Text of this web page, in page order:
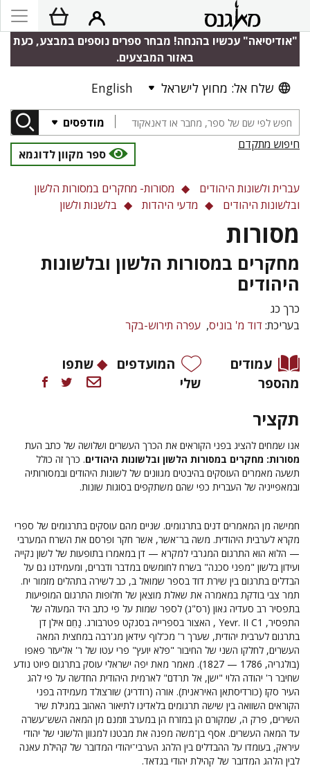
"אודיסיאה" עכשיו בהנחה! מבחר ספרים נוספים במבצע, כעת
באזור המבצעים.
שלח אל: מחוץ לישראל English
מודפסים
חיפוש מתקדם
ספר מקוון לדוגמא
עברית ולשונות היהודים
מסורות- מחקרים במסורות הלשון
ובלשונות היהודים
מדעי היהדות בלשנות ולשון
מסורות
מחקרים במסורות הלשון ובלשונות
היהודים
כרך כג
בעריכת: דוד מ' בוניס עפרה תירוש-בקר
עמודים
מהספר
המועדפים
שלי
שתפו
תקציר
אנו שמחים להציג בפני הקוראים את הכרך העשרים ושלושה של כתב העת
מסורות: מחקרים במסורות הלשון ובלשונות היהודים. כרך זה כולל
תשעה מאמרים העוסקים בהיבטים מגוונים של לשונות היהודים ובמסורותיה
ובמאפייניה של העברית כפי שהם משתקפים בסוגות שונות.
חמישה מן המאמרים דנים בתרגומים. שניים מהם עוסקים בתרגומים של ספרי
מקרא לערבית היהודית. משה בר־אשר, אשר חקר ופרסם את השרח המערבי
— הלוא הוא התרגום המגרבי למקרא — דן במאמרו בתופעות של לשון נקייה
ועידון בלשון "מפני סכנה" בשרח לחומשים במדבר ודברים, ומעמידנו גם על
הבדלים בתרגום בין שירת דוד בספר שמואל ב, כב לשירה בתהלים מזמור יח.
תמר צבי בודקת במאמרה את שאלת מוצאן של חלופות התרגום המופיעות
בתפסיר רב סעדיה גאון (רס"ג) לספר שמות על פי כתב היד המעולה של
התפסיר, Yevr. II C1 , האצור בספרייה בסנקט פטרבורג. נַחֵם אילן דן
בתרגום לערבית יהודית, שערך ר' מכ'לוף עידאן מג'רבה במחצית המאה
העשרים, לחלקו השני של החיבור "פלא יועץ" פרי עטו של ר' אליעזר פאפו
(בולגריה, 1786 — 1827). מאמר מאת יפה ישראלי עוסק בתרגום פיוט נודע
שחיבר ר' יהודה הלוי "ישן, אל תרדם" לארמית היהודית החדשה על פי להג
העיר סקז (כורדיסתאן האיראנית). אורה (רודריג) שורצולד מעמידה בפני
הקוראים השוואה בין שישה תרגומים בלאדינו לתיאור האהוב במגילת שיר
השירים, פרק ה, שמקורם הן במזרח הן במערב וזמנם מן המאה השש־עשרה
עד המאה העשרים. אסף בן־משה מפנה את מבטנו למגוון הלשוני של יהודי
עיראק, בעומדו על ההבדלים בין הלהג הערבי־יהודי המדובר של קהילת עאנה
לבין הלהג המדובר של קהילת יהודי בגדאד.